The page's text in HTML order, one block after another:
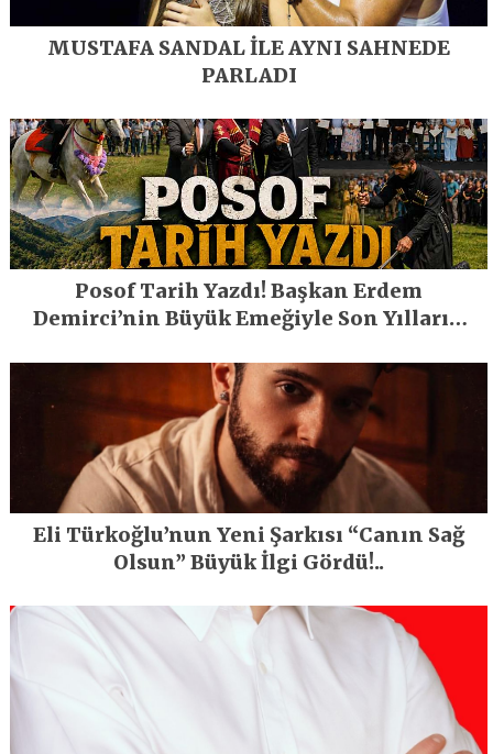
MUSTAFA SANDAL İLE AYNI SAHNEDE
PARLADI
Posof Tarih Yazdı! Başkan Erdem
Demirci’nin Büyük Emeğiyle Son Yılların
Eli Türkoğlu’nun Yeni Şarkısı “Canın Sağ
Olsun” Büyük İlgi Gördü!..